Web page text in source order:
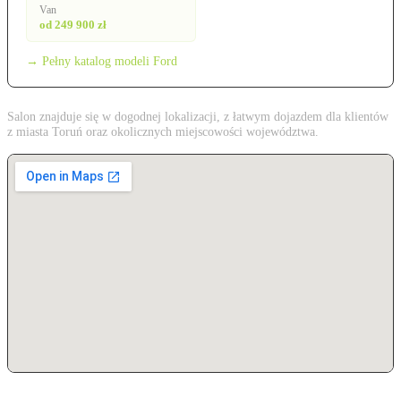
Van
od 249 900 zł
→ Pełny katalog modeli Ford
Salon znajduje się w dogodnej lokalizacji, z łatwym dojazdem dla klientów
z miasta Toruń oraz okolicznych miejscowości województwa.